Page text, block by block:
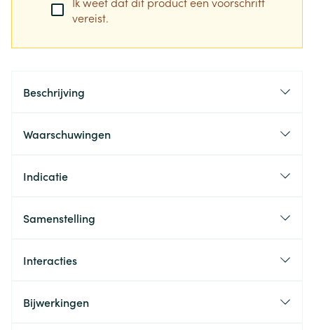
vereist.
Beschrijving
Waarschuwingen
Indicatie
Samenstelling
Interacties
Bijwerkingen